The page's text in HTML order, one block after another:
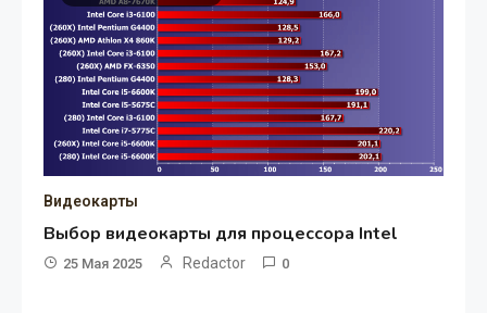
Видеокарты
Выбор видеокарты для процессора Intel
25 Мая 2025 Redactor 0